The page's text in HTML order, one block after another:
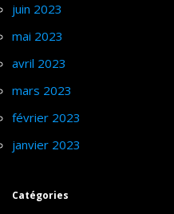
juin 2023
mai 2023
avril 2023
mars 2023
février 2023
janvier 2023
Catégories